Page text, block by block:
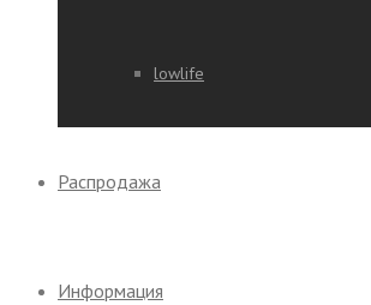
lowlife
Распродажа
Информация